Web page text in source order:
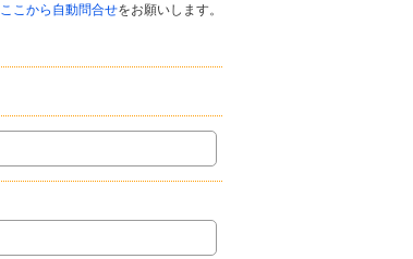
ここから自動問合せをお願いします。